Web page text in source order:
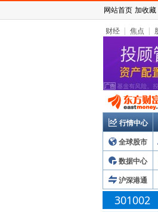
财经 | 焦点 |
行情中心
全球股市
数据中心
沪深港通
301002
网站首页 加收藏